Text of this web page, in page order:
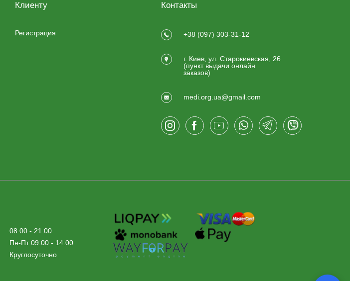
Клиенту
Регистрация
Контакты
+38 (097) 303-31-12
г. Киев, ул. Старокиевская, 26
(пункт выдачи онлайн
заказов)
medi.org.ua@gmail.com
08:00 - 21:00
Пн-Пт 09:00 - 14:00
Круглосуточно